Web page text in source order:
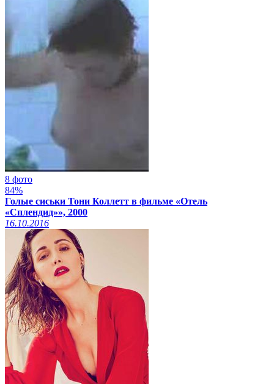
8 фото
84%
Голые сиськи Тони Коллетт в фильме «Отель
«Сплендид»», 2000
16.10.2016